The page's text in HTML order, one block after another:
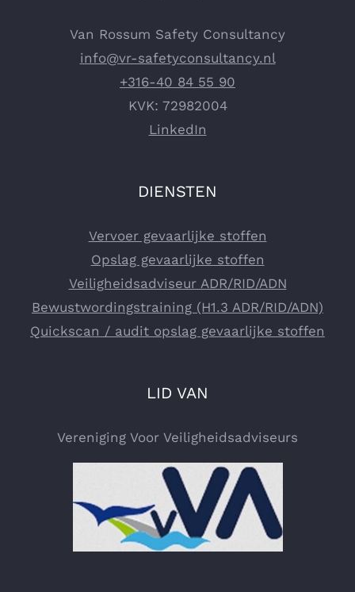
Van Rossum Safety Consultancy
info@vr-safetyconsultancy.nl
+316-40 84 55 90
KVK: 72982004
LinkedIn
DIENSTEN
Vervoer gevaarlijke stoffen
Opslag gevaarlijke stoffen
Veiligheidsadviseur ADR/RID/ADN
Bewustwordingstraining (H1.3 ADR/RID/ADN)
Quickscan / audit opslag gevaarlijke stoffen
LID VAN
Vereniging Voor Veiligheidsadviseurs